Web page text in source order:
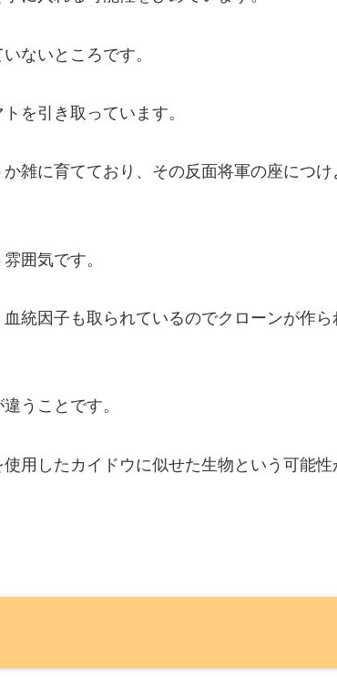
ないところです。
を引き取っています。
雑に育てており、その反面将軍の座につけ
囲気です。
統因子も取られているのでクローンが作ら
うことです。
用したカイドウに似せた生物という可能性